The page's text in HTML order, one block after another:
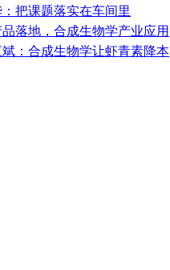
把课题落实在车间里
落地，合成生物学产业应用
：合成生物学让虾青素降本